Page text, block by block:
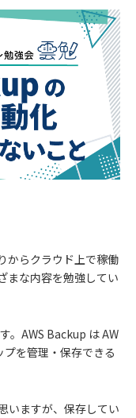
からクラウド上で稼働
まな内容を勉強してい
。AWS Backup は AW
を管理・保存できる
いますが、保存してい